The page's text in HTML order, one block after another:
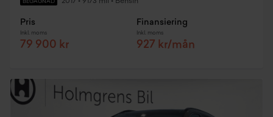
BEGAGNAD
Pris
Inkl. moms
79 900 kr
Finansiering
Inkl. moms
927 kr/mån